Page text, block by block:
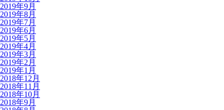
2019年9月
2019年8月
2019年7月
2019年6月
2019年5月
2019年4月
2019年3月
2019年2月
2019年1月
2018年12月
2018年11月
2018年10月
2018年9月